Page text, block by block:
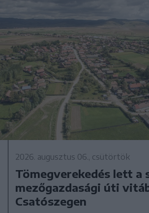
2026. augusztus 06., csütörtök
Tömegverekedés lett a
mezőgazdasági úti
Csatószegen